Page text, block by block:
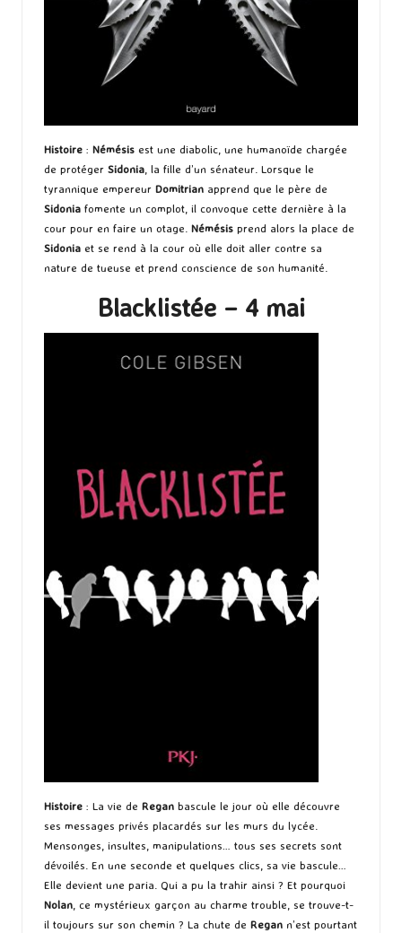
Histoire : Némésis est une diabolic, une humanoïde chargée
de protéger Sidonia , la fille d’un sénateur. Lorsque le
tyrannique empereur Domitrian apprend que le père de
Sidonia fomente un complot, il convoque cette dernière à la
cour pour en faire un otage. Némésis prend alors la place de
Sidonia et se rend à la cour où elle doit aller contre sa
nature de tueuse et prend conscience de son humanité.
Blacklistée – 4 mai
Histoire : La vie de Regan bascule le jour où elle découvre
ses messages privés placardés sur les murs du lycée.
Mensonges, insultes, manipulations… tous ses secrets sont
dévoilés. En une seconde et quelques clics, sa vie bascule…
Elle devient une paria. Qui a pu la trahir ainsi ? Et pourquoi
Nolan, ce mystérieux garçon au charme trouble, se trouve-t-
il toujours sur son chemin ? La chute de Regan n’est pourtant